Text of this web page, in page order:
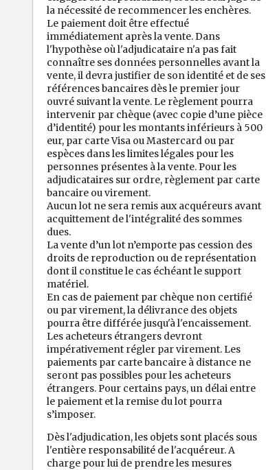
la nécessité de recommencer les enchères.
Le paiement doit être effectué
immédiatement après la vente. Dans
l'hypothèse où l'adjudicataire n'a pas fait
connaître ses données personnelles avant la
vente, il devra justifier de son identité et de ses
références bancaires dès le premier jour
ouvré suivant la vente. Le règlement pourra
intervenir par chèque (avec copie d’une pièce
d’identité) pour les montants inférieurs à 500
eur, par carte Visa ou Mastercard ou par
espèces dans les limites légales pour les
personnes présentes à la vente. Pour les
adjudicataires sur ordre, règlement par carte
bancaire ou virement.
Aucun lot ne sera remis aux acquéreurs avant
acquittement de l'intégralité des sommes
dues.
La vente d’un lot n’emporte pas cession des
droits de reproduction ou de représentation
dont il constitue le cas échéant le support
matériel.
En cas de paiement par chèque non certifié
ou par virement, la délivrance des objets
pourra être différée jusqu'à l'encaissement.
Les acheteurs étrangers devront
impérativement régler par virement. Les
paiements par carte bancaire à distance ne
seront pas possibles pour les acheteurs
étrangers. Pour certains pays, un délai entre
le paiement et la remise du lot pourra
s’imposer.
Dès l'adjudication, les objets sont placés sous
l'entière responsabilité de l'acquéreur. A
charge pour lui de prendre les mesures